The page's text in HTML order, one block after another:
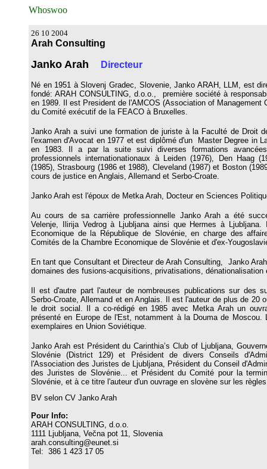
Whoswoo
26 10 2004
Arah Consulting
Janko Arah Directeur
Né en 1951 à Slovenj Gradec, Slovenie, Janko ARAH, LLM, est
fondé: ARAH CONSULTING, d.o.o., première société à
en 1989. Il est President de l'AMCOS (Association of Management
du Comité exécutif de la FEACO à Bruxelles.
Janko Arah a suivi une formation de juriste à la Faculté de Droit
l'examen d'Avocat en 1977 et est diplômé d'un Master Degree in
en 1983. Il a par la suite suivi diverses formations
professionnels internationationaux à Leiden (1976), Den Haag
(1985), Strasbourg (1986 et 1988), Cleveland (1987) et Boston
cours de justice en Anglais, Allemand et Serbo-Croate.
Janko Arah est l'époux de Metka Arah, Docteur en Sciences
Au cours de sa carrière professionnelle Janko Arah a été
Velenje, Ilirija Vedrog à Ljubljana ainsi que Hermes à
Economique de la République de Slovénie, en charge des
Comités de la Chambre Economique de Slovénie et d'ex-
En tant que Consultant et Directeur de Arah Consulting, Janko
domaines des fusions-acquisitions, privatisations,
Il est d'autre part l'auteur de nombreuses publications sur des
Serbo-Croate, Allemand et en Anglais. Il est l'auteur de plus de 20
le droit social. Il a co-rédigé en 1985avec Metka Arah un
présenté en Europe de l'Est, notamment à la Douma de
exemplaires en Union Soviétique.
Janko Arah est Président du Carinthia’s Club of Ljubljana,
Slovénie (District 129) et Président de divers Conseils
l'Association des Juristes de Ljubljana, Président du Conseil
des Juristes de Slovénie... et Président du Comité pour la
Slovénie, et à ce titre l'auteur d'un ouvrage en slovène sur les
BV selon CV Janko Arah
Pour Info:
ARAH CONSULTING, d.o.o.
1111 Ljubljana, Večna pot 11, Slovenia
arah.consulting@eunet.si
Tel: 386 1 423 17 05